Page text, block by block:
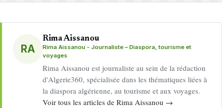
RA
Rima Aissanou
Rima Aissanou - Journaliste – Diaspora, tourisme et
voyages
Rima Aissanou est journaliste au sein de la rédaction
d'Algerie360, spécialisée dans les thématiques liées à
la diaspora algérienne, au tourisme et aux voyages.
Voir tous les articles de Rima Aissanou →